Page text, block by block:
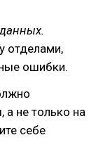
отделами,
ошибки.
а не только на
себе